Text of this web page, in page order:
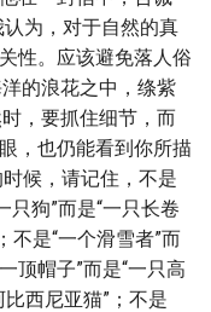
为，对于自然的真
性。应该避免落人俗
的浪花之中，绦紫
，要抓住细节，而
，也仍能看到你所描
候，请记住，不是
只狗”而是“一只长卷
不是“一个滑雪者”而
顶帽子”而是“一只高
比西尼亚猫”；不是